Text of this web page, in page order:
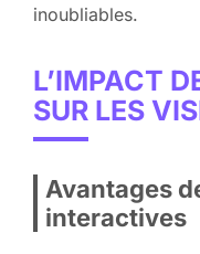
inoubliables.
L’IMPACT
SUR LES
Avantages
interactives